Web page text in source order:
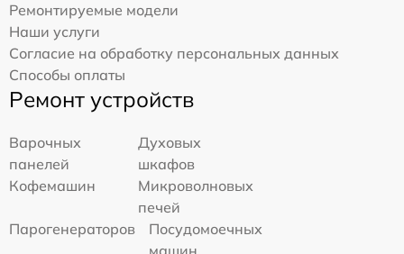
Ремонтируемые модели
Наши услуги
Согласие на обработку персональных данных
Способы оплаты
Ремонт устройств
Варочных
панелей
Духовых
шкафов
Кофемашин
Микроволновых
печей
Парогенераторов
Посудомоечных
машин